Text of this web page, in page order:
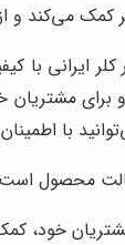
کمک می‌کند و
کلر ایرانی
برای
با
محصول
خود،